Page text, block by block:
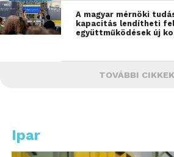
A magyar mérnöki
kapacitás lendítheti
együttműködések új
TOVÁBBI CIKKEK
Ipar